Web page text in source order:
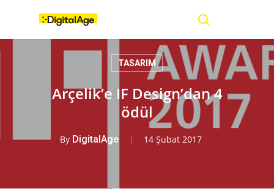
content
TASARIM
Arçelik’e IF Design’dan 4
ödül
By DigitalAge 14 Şubat 2017